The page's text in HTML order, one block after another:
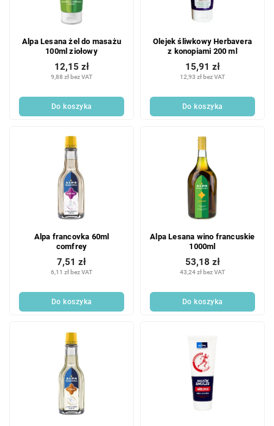
Alpa Lesana żel do masażu
100ml ziołowy
9,88 zł bez VAT
12,15 zł
Do koszyka
Olejek śliwkowy Herbavera
z konopiami 200 ml
12,93 zł bez VAT
15,91 zł
Do koszyka
Alpa francovka 60ml
comfrey
6,11 zł bez VAT
7,51 zł
Do koszyka
Alpa Lesana wino francuskie
1000ml
43,24 zł bez VAT
53,18 zł
Do koszyka